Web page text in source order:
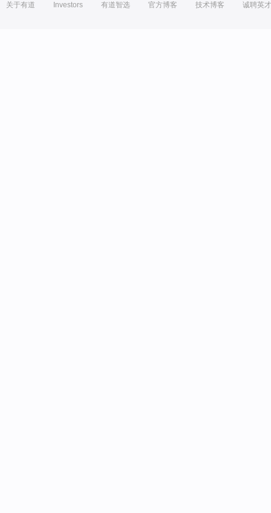
关于有道 Investors 有道智选 官方博客 技术博客 诚聘英才